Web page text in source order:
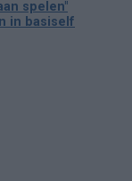
spelen"
in basiself